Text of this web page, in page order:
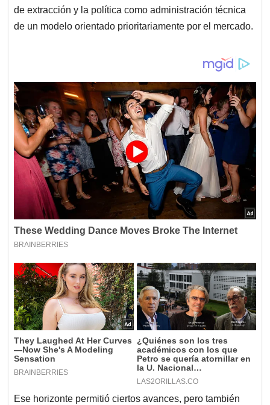
de extracción y la política como administración técnica
de un modelo orientado prioritariamente por el mercado.
Ese horizonte permitió ciertos avances, pero también